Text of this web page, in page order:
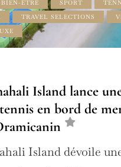
BIEN-ÊTRE
SPORT
TRAVEL SELECTIONS
Island lance
en bord de
Island dévoile